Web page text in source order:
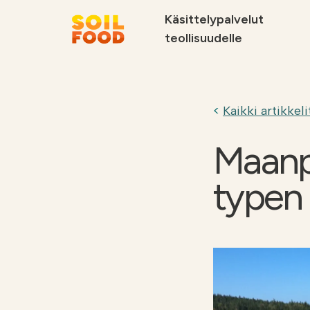
Käsittelypalvelut
teollisuudelle
Palvelut
Kaikki